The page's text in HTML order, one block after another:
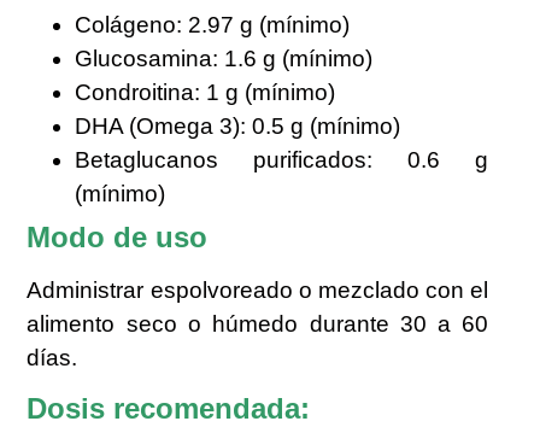
Colágeno: 2.97 g (mínimo)
Glucosamina: 1.6 g (mínimo)
Condroitina: 1 g (mínimo)
DHA (Omega 3): 0.5 g (mínimo)
Betaglucanos purificados: 0.6 g
(mínimo)
Modo de uso
Administrar espolvoreado o mezclado con el
alimento seco o húmedo durante 30 a 60
días.
Dosis recomendada: